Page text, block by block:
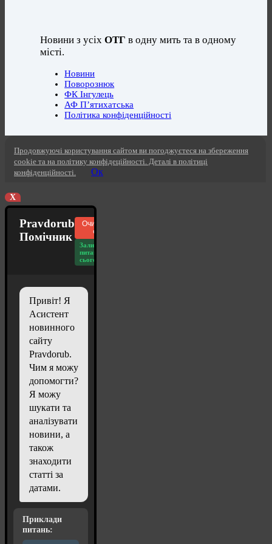
Новини з усіхОТГ в одну мить та в одному
місті.
Новини
Поворознюк
ФК Інгулець
АФ П’ятихатська
Політика конфіденційності
Продовжуючі користування сайтом ви погоджуєтеся на збереження
cookie та на політику конфідеційності. Деталі в політиці
конфіденційності.
Ок
X
Pravdorub
Помічник
Очистити
чат
Залишилось
питань
сьогодні: 20
Привіт! Я
Асистент
новинного
сайту
Pravdorub.
Чим я можу
допомогти?
Я можу
шукати та
аналізувати
новини, а
також
знаходити
статті за
датами.
Приклади
питань: